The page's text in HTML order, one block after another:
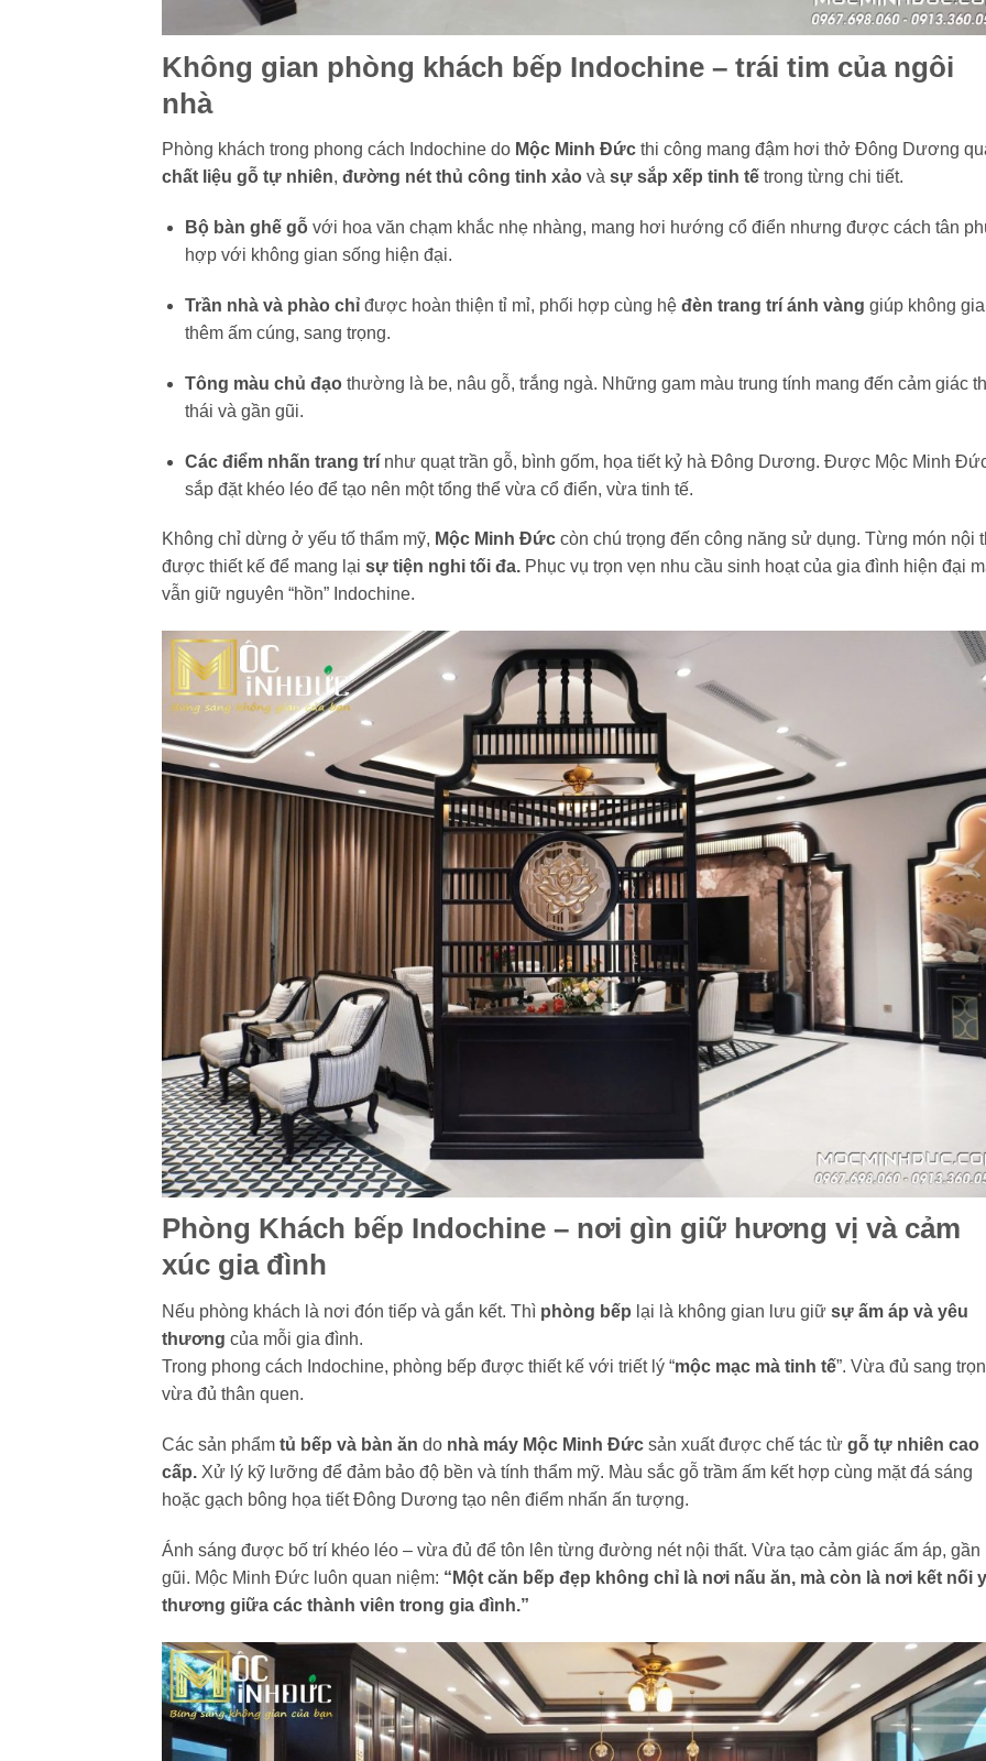
Không gian phòng khách bếp Indochine – trái tim của ngôi
nhà
Phòng khách trong phong cách Indochine do Mộc Minh Đức thi công mang đậm hơi thở Đông Dương
chất liệu gỗ tự nhiên, đường nét thủ công tinh xảo và sự sắp xếp tinh tế trong từng chi tiết.
Bộ bàn ghế gỗvới hoa văn chạm khắc nhẹ nhàng, mang hơi hướng cổ điển nhưng được cách tân
hợp với không gian sống hiện đại.
Trần nhà và phào chỉđược hoàn thiện tỉ mỉ, phối hợp cùng hệ đèn trang trí ánh vàng giúp không
thêm ấm cúng, sang trọng.
Tông màu chủ đạothường là be, nâu gỗ, trắng ngà. Những gam màu trung tính mang đến cảm giác
thái và gần gũi.
Các điểm nhấn trang trínhư quạt trần gỗ, bình gốm, họa tiết kỷ hà Đông Dương. Được Mộc Minh
sắp đặt khéo léo để tạo nên một tổng thể vừa cổ điển, vừa tinh tế.
Không chỉ dừng ở yếu tố thẩm mỹ, Mộc Minh Đức còn chú trọng đến công năng sử dụng. Từng món nội
được thiết kế để mang lại sự tiện nghi tối đa. Phục vụ trọn vẹn nhu cầu sinh hoạt của gia đình hiện đại
vẫn giữ nguyên “hồn” Indochine.
Phòng Khách bếp Indochine – nơi gìn giữ hương vị và cảm
xúc gia đình
Nếu phòng khách là nơi đón tiếp và gắn kết. Thì phòng bếp lại là không gian lưu giữ sự ấm áp và yêu
thương của mỗi gia đình.
Trong phong cách Indochine, phòng bếp được thiết kế với triết lý “mộc mạc mà tinh tế”. Vừa đủ sang
vừa đủ thân quen.
Các sản phẩm tủ bếp và bàn ăn do nhà máy Mộc Minh Đức sản xuất được chế tác từ gỗ tự nhiên cao
cấp. Xử lý kỹ lưỡng để đảm bảo độ bền và tính thẩm mỹ. Màu sắc gỗ trầm ấm kết hợp cùng mặt đá sáng
hoặc gạch bông họa tiết Đông Dương tạo nên điểm nhấn ấn tượng.
Ánh sáng được bố trí khéo léo – vừa đủ để tôn lên từng đường nét nội thất. Vừa tạo cảm giác ấm áp, gần
gũi. Mộc Minh Đức luôn quan niệm: “Một căn bếp đẹp không chỉ là nơi nấu ăn, mà còn là nơi kết nối
thương giữa các thành viên trong gia đình.”